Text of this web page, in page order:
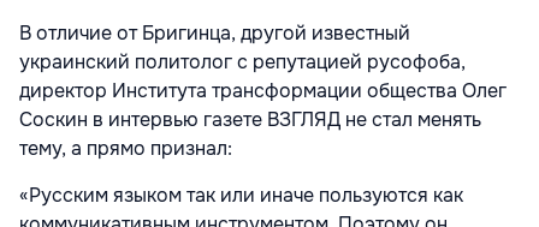
В отличие от Бригинца, другой известный
украинский политолог с репутацией русофоба,
директор Института трансформации общества Олег
Соскин в интервью газете ВЗГЛЯД не стал менять
тему, а прямо признал:
«Русским языком так или иначе пользуются как